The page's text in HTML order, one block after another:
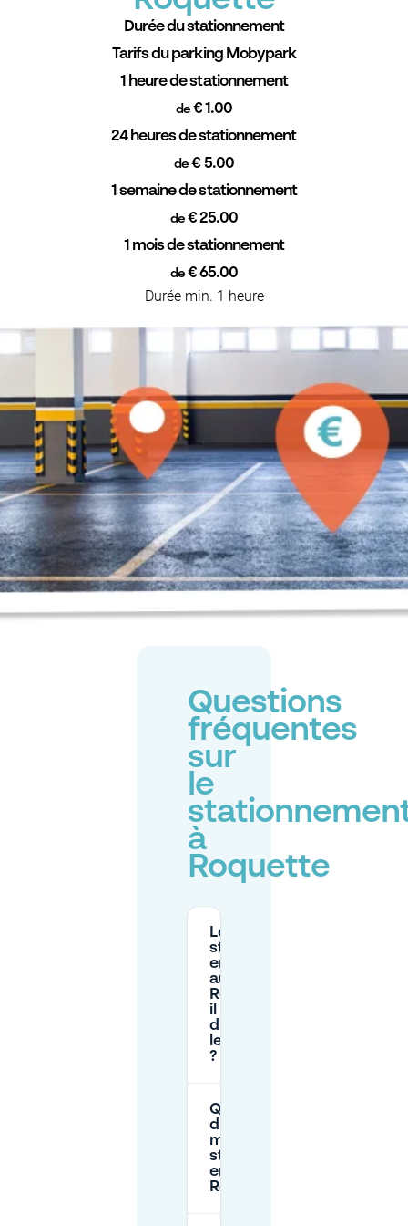
Durée du stationnement
Tarifs du parking Mobypark
1 heure de stationnement
de€ 1.00
24 heures de stationnement
de € 5.00
1 semaine de stationnement
de € 25.00
1 mois de stationnement
de€ 65.00
Durée min. 1 heure
Questions
fréquentes
sur
le
à
Roquette
Le
stationnement
en voirie
autour de la
Roquette est-
il gratuit le
dimanche ou
les jours fériés
?
Quelle est la
durée
maximale de
stationnement
en voirie à la
Roquette ?